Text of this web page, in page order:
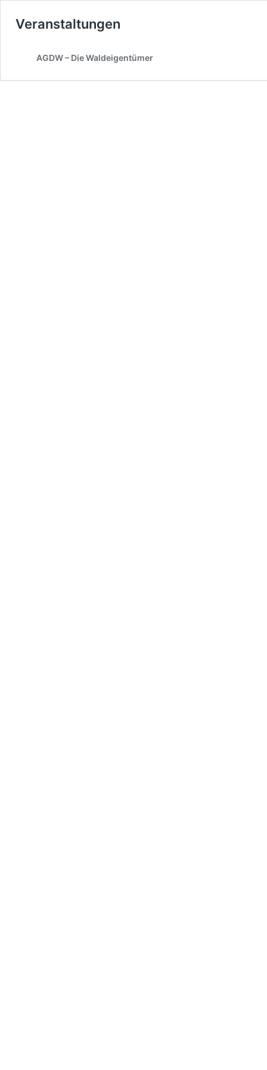
Veranstaltungen
AGDW – Die Waldeigentümer